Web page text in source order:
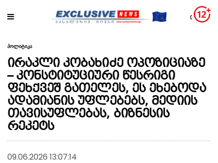
პოლიტიკა
ირაკლი კობახიძე ოპოზიციაზე
– კონსტიტუციური წესრიგი
ფეხქვეშ გათელეს, ეს ეხებოდა
ადამიანის უფლებებს, მედიის
თავისუფლებას, ბიზნესის
რეკეტს
09.06.2026 13:07:14